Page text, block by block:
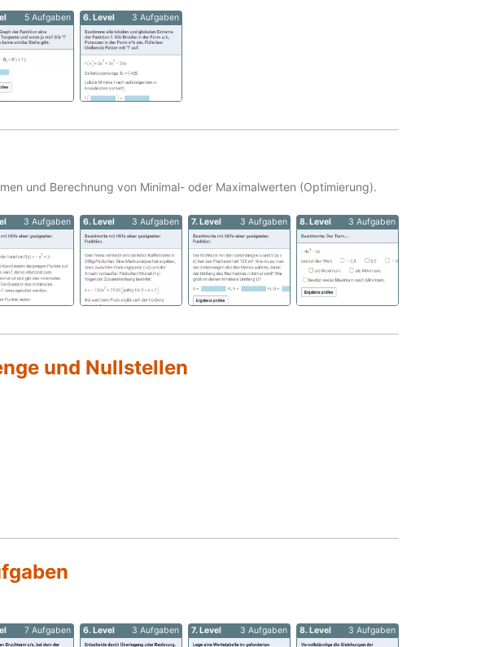
5 Aufgaben 6. Level 3 Aufgaben
und Berechnung von Minimal- oder Maximalwerten (Optimierung).
3 Aufgaben 6. Level 3 Aufgaben 7. Level 3 Aufgaben 8. Level 3 Aufgaben
und Nullstellen
7 Aufgaben 6. Level 3 Aufgaben 7. Level 3 Aufgaben 8. Level 3 Aufgaben